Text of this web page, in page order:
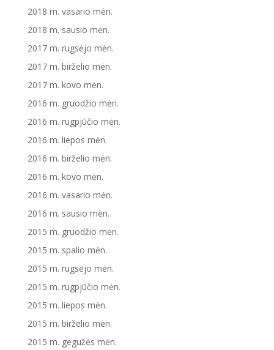
2018 m. vasario mėn.
2018 m. sausio mėn.
2017 m. rugsėjo mėn.
2017 m. birželio mėn.
2017 m. kovo mėn.
2016 m. gruodžio mėn.
2016 m. rugpjūčio mėn.
2016 m. liepos mėn.
2016 m. birželio mėn.
2016 m. kovo mėn.
2016 m. vasario mėn.
2016 m. sausio mėn.
2015 m. gruodžio mėn.
2015 m. spalio mėn.
2015 m. rugsėjo mėn.
2015 m. rugpjūčio mėn.
2015 m. liepos mėn.
2015 m. birželio mėn.
2015 m. gegužės mėn.